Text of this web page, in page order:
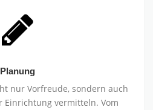
Planung
nur Vorfreude, sondern auch
Einrichtung vermitteln. Vom